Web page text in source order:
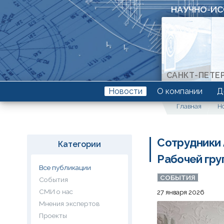
НАУЧНО-
САНКТ-
Новости О компании
История Руководство
Компетенции Виды деятельности
Метрополитен в Санкт-Петербурге
Главная
Категории
Все публикации
События
СМИ о нас
Мнения экспертов
Проекты
Рабочей
СОБЫТИЯ
27 января 2026